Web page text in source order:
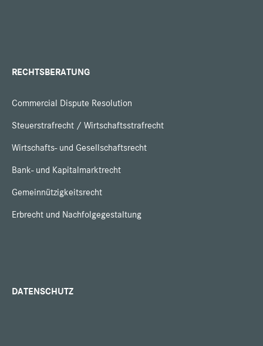
RECHTSBERATUNG
Commercial Dispute Resolution
Steuerstrafrecht / Wirtschaftsstrafrecht
Wirtschafts- und Gesellschaftsrecht
Bank- und Kapitalmarktrecht
Gemeinnützigkeitsrecht
Erbrecht und Nachfolgegestaltung
DATENSCHUTZ